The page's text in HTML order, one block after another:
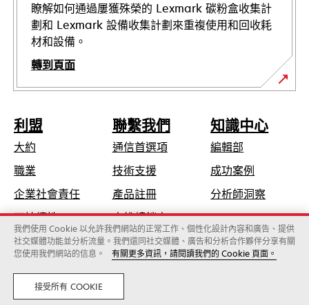
瞭解如何通過屢獲殊榮的 Lexmark 碳粉盒收集計
劃和 Lexmark 設備收集計劃來重複使用和回收耗
材和設備。
轉到頁面
利盟
大約
職業
企業社會責任opens
in
a
new
tab
可持續性
聯繫我們
通信首選項
技術支援opens
a
new
tab
產品註冊
查找轉銷商
知識中心
編輯部
成功案例
分析師洞察
Lexmark國際有限公司，Xerox旗下公司
©2026 版權所有，翻製必究。
法律 隱私
我們使用 Cookie 以允許我們網站的正常工作、個性化設計內容和廣告、提供
社交媒體功能並分析流量。我們還同社交媒體、廣告和分析合作夥伴分享有關
您使用我們網站的信息。
有關更多資訊，請閱讀我們的 Cookie 頁面。
接受所有 COOKIE